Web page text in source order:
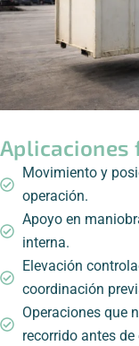
Aplicaciones
Movimiento y
operación.
Apoyo en
interna.
Elevación
coordinación
Operaciones que
recorrido antes